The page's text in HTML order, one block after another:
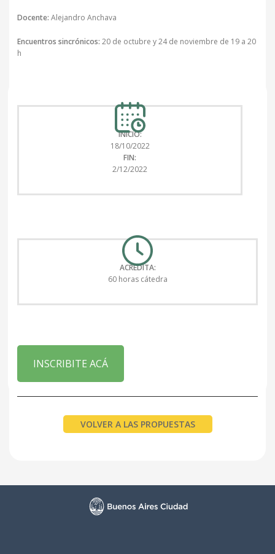
Docente: Alejandro Anchava
Encuentros sincrónicos: 20 de octubre y 24 de noviembre de 19 a 20
h
INICIO:
18/10/2022
FIN:
2/12/2022
ACREDITA:
60 horas cátedra
INSCRIBITE ACÁ
VOLVER A LAS PROPUESTAS